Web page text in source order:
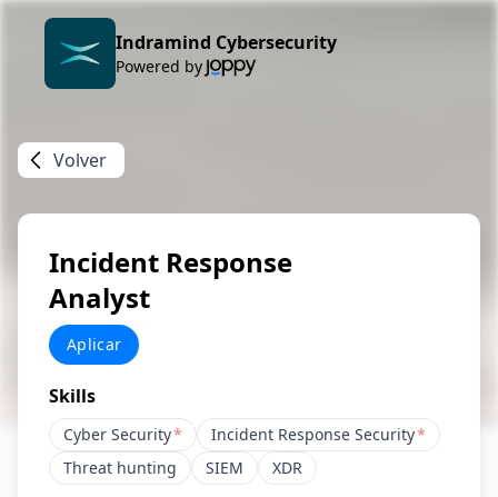
Indramind Cybersecurity
Powered by
Volver
Incident Response
Analyst
Aplicar
Skills
Cyber Security* Incident Response Security*
Threat hunting
SIEM XDR